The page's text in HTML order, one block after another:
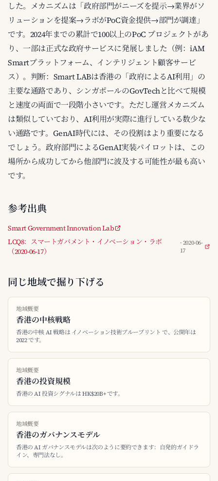
した。メカニズムは「政府部門がニーズを提示→業界がソ
リューションを提案→ラボがPoC資金提供→部門が調達」
です。2024年までの累計で100以上のPoC プロジェクトがあ
り、一部は正式な政府サービスに発展しました（例：iAM
Smartプラットフォーム、インテリジェント顧客サービ
ス）。判断：Smart LABは香港の「政府によるAI利用」の
主要な通路であり、シンガポールのGovTechと比べて規模
と速度の両面で一段階小さいです。ただし運営メカニズム
は類似していており、AI利用が実際に進行している数少な
い通路です。GenAI時代には、その役割はより重要になる
でしょう。政府部門によるGenAI実装パイロットは、この
場所から成功してから他部門に波及する可能性が最も高い
です。
参考出典
Smart Government Innovation Lab
LCQ8：スマートガバメント・イノベーション・ラボ
（2020-06-17）
· 2020-06-
17
同じ地域で掘り下げる
地域概要
香港の中核戦略
香港の中核 AI 戦略は イノベーション技術ブループリント で、公開年は
2022 です。
地域概要
香港の投資規模
香港の AI 投資シグナルは HK$20B+ です。
地域概要
香港のガバナンスモデル
香港の AI ガバナンスモデルは次のように要約できます：自発的ガイドラ
イン、専門法なし。